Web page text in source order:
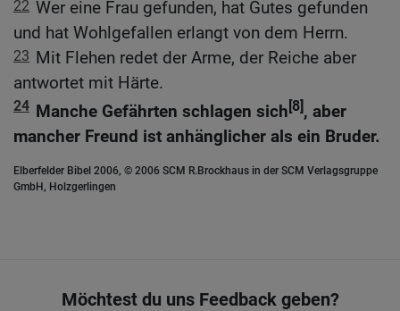
22 Wer eine Frau gefunden, hat Gutes gefunden
und hat Wohlgefallen erlangt von dem Herrn.
23 Mit Flehen redet der Arme, der Reiche aber
antwortet mit Härte.
24 Manche Gefährten schlagen sich [8], aber
mancher Freund ist anhänglicher als ein Bruder.
Elberfelder Bibel 2006, © 2006 SCM R.Brockhaus in der SCM Verlagsgruppe
GmbH, Holzgerlingen
Möchtest du uns Feedback geben?